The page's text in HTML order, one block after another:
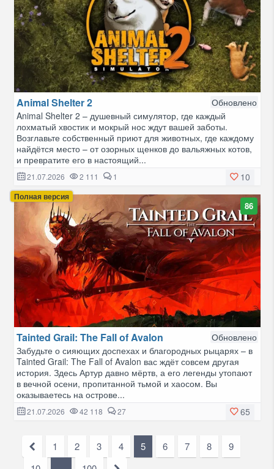
Animal Shelter 2
Обновлено
Animal Shelter 2 – душевный симулятор, где каждый
лохматый хвостик и мокрый нос ждут вашей заботы.
Возглавьте собственный приют для животных, где каждому
найдётся место – от озорных щенков до вальяжных котов,
и превратите его в настоящий...
10
21.07.2026 2 111 1
Полная версия
86
Tainted Grail: The Fall of Avalon
Обновлено
Забудьте о сияющих доспехах и благородных рыцарях – в
Tainted Grail: The Fall of Avalon вас ждёт совсем другая
история. Здесь Артур давно мёртв, а его легенды утопают
в вечной осени, пропитанной тьмой и хаосом. Вы
оказываетесь на острове...
65
21.07.2026 42 118 27
1 2 3 4 5 6 7 8
9